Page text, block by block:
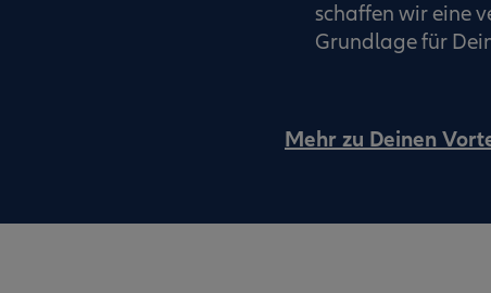
schaffen wir eine
Grundlage für
Mehr zu Deinen